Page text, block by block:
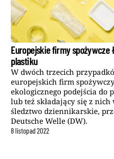
Europejskie firmy spożywcze
plastiku
W dwóch trzecich
europejskich firm
ekologicznego podejścia do
lub też składający się z
śledztwo dziennikarskie,
Deutsche Welle (DW).
8listopad2022